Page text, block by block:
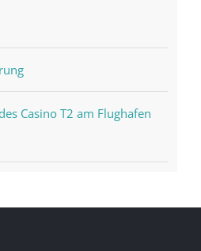
Casino T2 am Flughafen